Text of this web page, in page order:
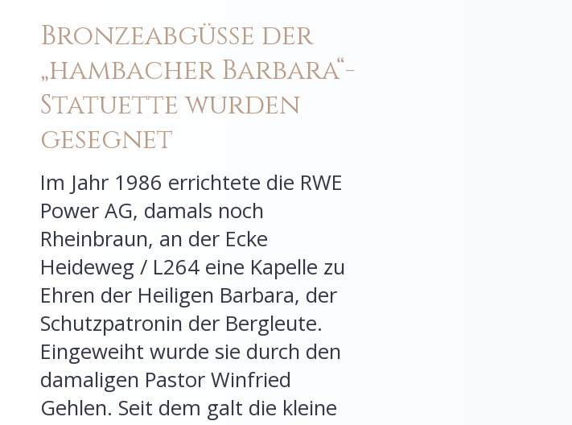
Bronzeabgüsse der
„hambacher Barbara“-
Statuette wurden
gesegnet
Im Jahr 1986 errichtete die RWE
Power AG, damals noch
Rheinbraun, an der Ecke
Heideweg / L264 eine Kapelle zu
Ehren der Heiligen Barbara, der
Schutzpatronin der Bergleute.
Eingeweiht wurde sie durch den
damaligen Pastor Winfried
Gehlen. Seit dem galt die kleine